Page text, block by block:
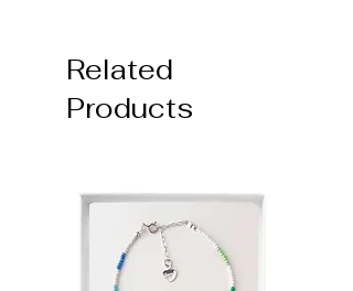
Related
Products